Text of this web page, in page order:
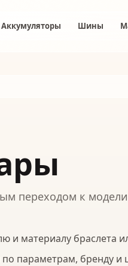
Аккумуляторы Шины
переходом к
и материалу браслета
параметрам, бренду и